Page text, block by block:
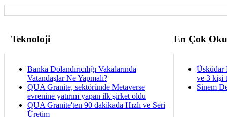
Teknoloji En Çok
Banka Dolandırıcılığı Vakalarında
Vatandaşlar Ne Yapmalı?
QUA Granite, sektöründe Metaverse
evrenine yatırım yapan ilk şirket oldu
QUA Granite'ten 90 dakikada Hızlı ve Seri
Üretim
Üsküdar
ve 3 kişi
Sinem